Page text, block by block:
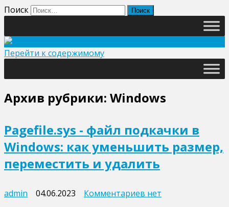
Поиск
Перейти к содержимому
Архив рубрики: Windows
Pagefile.sys - файл подкачки в
Windows: как уменьшить размер,
переместить и удалить
admin 04.06.2023 Комментариев кнет